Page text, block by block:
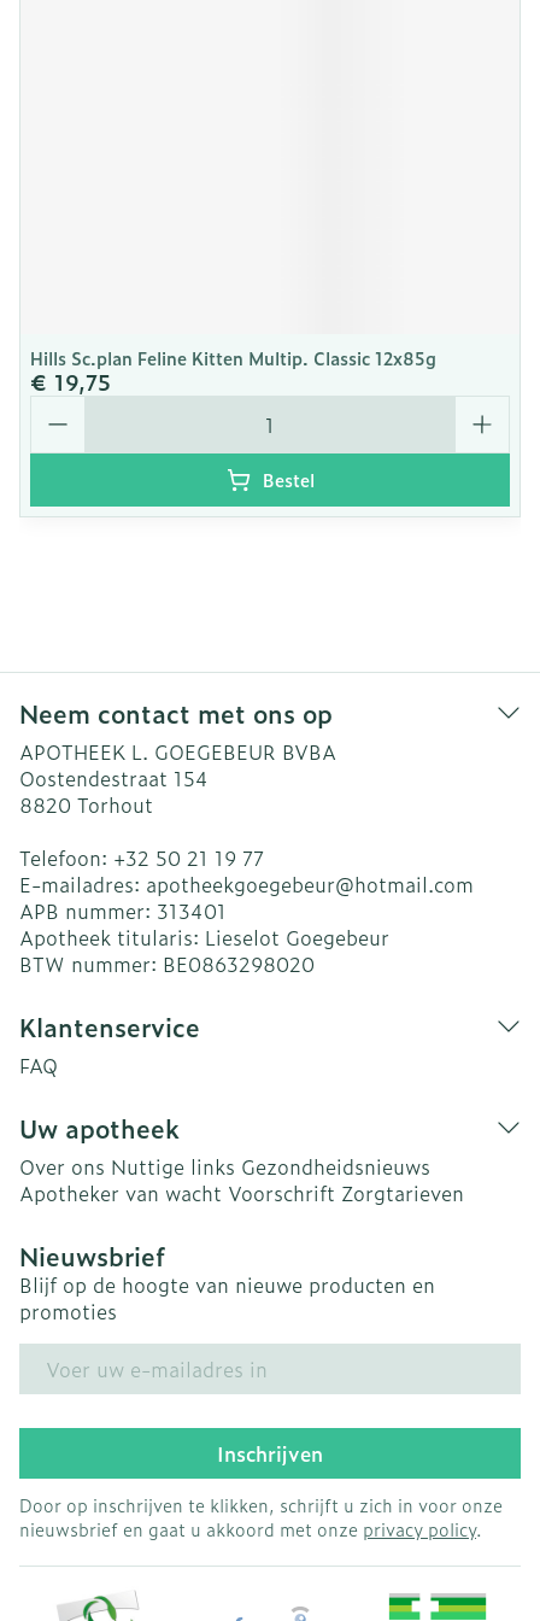
Hills Sc.plan Feline Kitten Multip. Classic 12x85g
€ 19,75
Aantal
Bestel
Neem contact met ons op
APOTHEEK L. GOEGEBEUR BVBA
Oostendestraat 154
8820 Torhout
Telefoon: +32 50 21 19 77
E-mailadres: apotheekgoegebeur@hotmail.com
APB nummer: 313401
Apotheek titularis: Lieselot Goegebeur
BTW nummer: BE0863298020
Klantenservice
FAQ
Uw apotheek
Over ons Nuttige links Gezondheidsnieuws
Apotheker van wacht Voorschrift Zorgtarieven
Nieuwsbrief
Blijf op de hoogte van nieuwe producten en
promoties
Inschrijven
Door op inschrijven te klikken, schrijft u zich in voor onze
nieuwsbrief en gaat u akkoord met onze privacy policy.